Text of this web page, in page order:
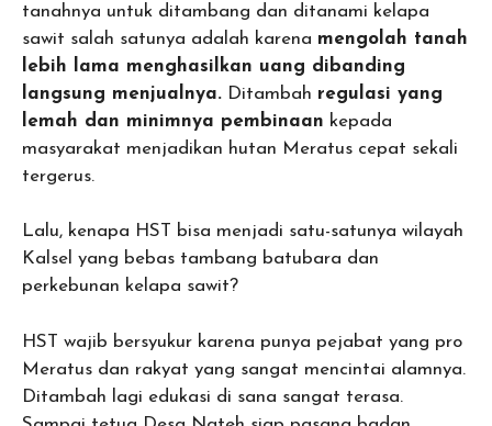
tanahnya untuk ditambang dan ditanami kelapa
sawit salah satunya adalah karena mengolah tanah
lebih lama menghasilkan uang dibanding
langsung menjualnya. Ditambah regulasi yang
lemah dan minimnya pembinaan kepada
masyarakat menjadikan hutan Meratus cepat sekali
tergerus.
Lalu, kenapa HST bisa menjadi satu-satunya wilayah
Kalsel yang bebas tambang batubara dan
perkebunan kelapa sawit?
HST wajib bersyukur karena punya pejabat yang pro
Meratus dan rakyat yang sangat mencintai alamnya.
Ditambah lagi edukasi di sana sangat terasa.